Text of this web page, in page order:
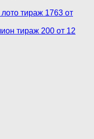
тираж 1763 от
тираж 200 от 12